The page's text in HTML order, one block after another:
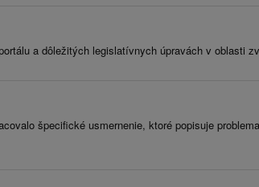
a dôležitých legislatívnych úpravách v oblasti
špecifické usmernenie, ktoré popisuje